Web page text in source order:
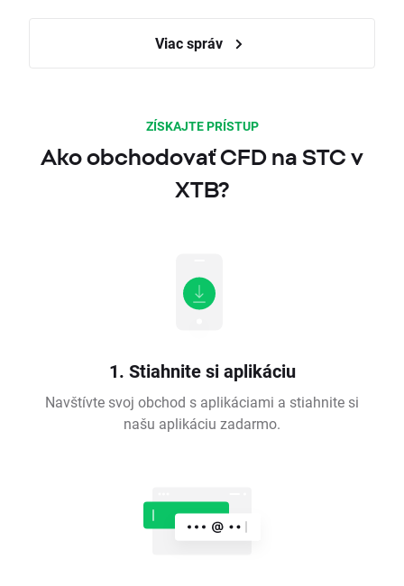
Viac správ
ZÍSKAJTE PRÍSTUP
Ako obchodovať CFD na STC v
XTB?
1. Stiahnite si aplikáciu
Navštívte svoj obchod s aplikáciami a stiahnite si
našu aplikáciu zadarmo.